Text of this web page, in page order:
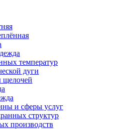
температур
дуги
щелочей
и сферы услуг
структур
производств